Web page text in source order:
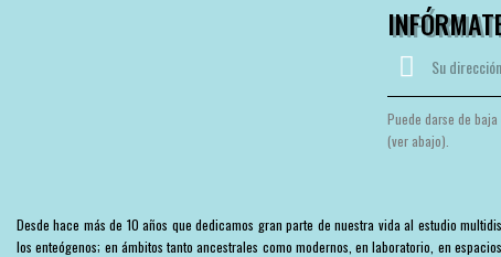
Puede darse de
(ver abajo).
Desde hace más de 10 años que dedicamos gran parte de nuestra vida al estudio
los enteógenos; en ámbitos tanto ancestrales como modernos, en laboratorio, en